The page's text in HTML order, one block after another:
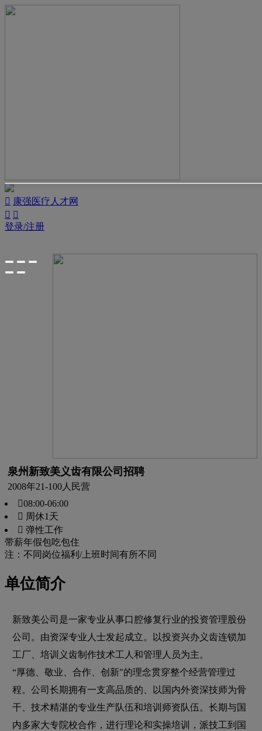
 康强医疗人才网
 
登录/注册
泉州新致美义齿有限公司招聘
2008年21-100人 民营
08:00-06:00
 周休1天
 弹性工作
带薪年假包吃包住
注：不同岗位福利/上班时间有所不同
单位简介
新致美公司是一家专业从事口腔修复行业的投资管理股份
公司。由资深专业人士发起成立。以投资兴办义齿连锁加
工厂、培训义齿制作技术工人和管理人员为主。
“厚德、敬业、合作、创新"的理念贯穿整个经营管理过
程。公司长期拥有一支高品质的、以国内外资深技师为骨
干、技术精湛的专业生产队伍和培训师资队伍。长期与国
内多家大专院校合作，进行理论和实操培训，派技工到国